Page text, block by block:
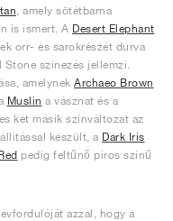
, amely sötétbarna
is ismert. A Desert Elephant
orr- és sarokrészét durva
színezés jellemzi.
amelynek Archaeo Brown
Muslin a vásznat és a
két másik színváltozat az
készült, a Dark Iris
pedig feltűnő piros színű
azzal, hogy a